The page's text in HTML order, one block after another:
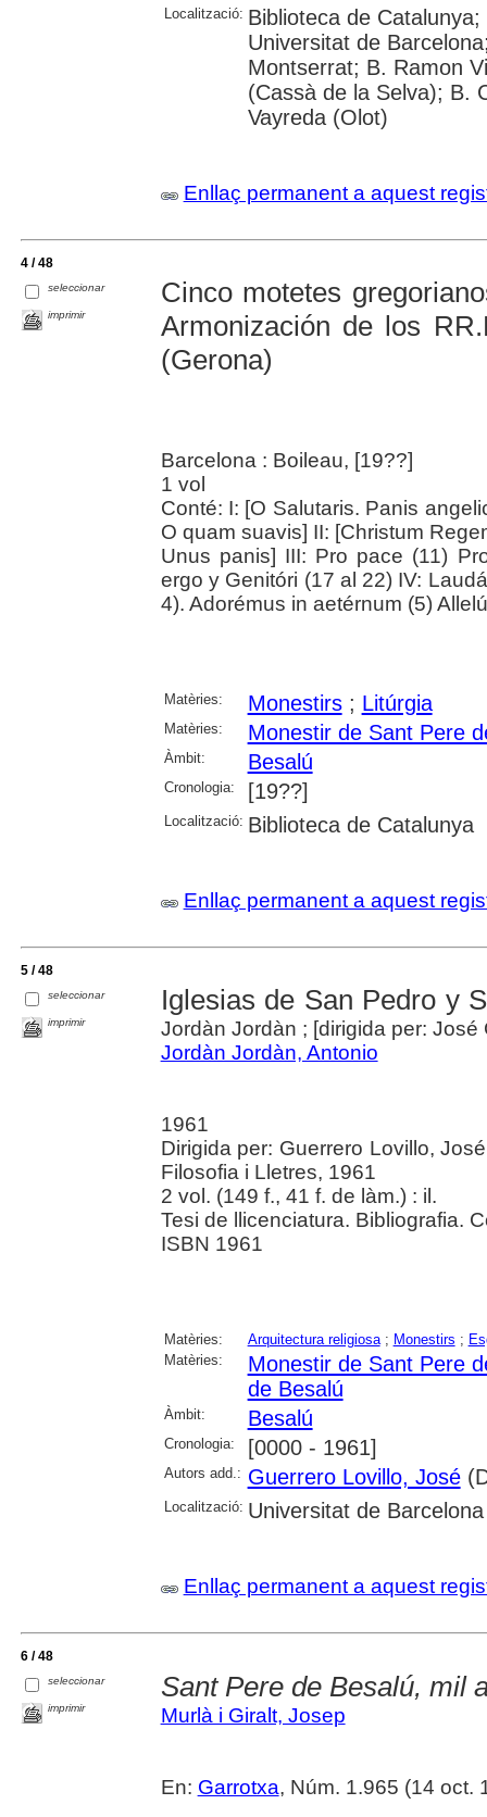
Localització: Biblioteca de
Universitat de
Montserrat; B. Ramon
(Cassà de la Selva); B.
Vayreda (Olot)
Enllaç permanent a aquest
4 / 48
seleccionar
imprimir
Cinco motetes
Armonización de los
(Gerona)
Barcelona : Boileau, [19??]
1 vol
Conté: I: [O Salutaris. Panis
O quam suavis] II: [Christum
Unus panis] III: Pro pace (11)
ergo y Genitóri (17 al 22) IV:
4). Adorémus in aetérnum (5)
Matèries: Monestirs; Litúrgia
Matèries: Monestir de Sant Pere
Àmbit: Besalú
Cronologia: [19??]
Localització: Biblioteca de Catalunya
Enllaç permanent a aquest
5 / 48
seleccionar
imprimir
Iglesias de San Pedro y
Jordàn Jordàn ; [dirigida per: José
Jordàn Jordàn, Antonio
1961
Dirigida per: Guerrero Lovillo,
Filosofia i Lletres, 1961
2 vol. (149 f., 41 f. de làm.) : il.
Tesi de llicenciatura. Bibliografia.
ISBN 1961
Matèries: Arquitectura religiosa; Monestirs ;
Matèries:
Monestir de Sant Pere
de Besalú
Àmbit: Besalú
Cronologia: [0000 - 1961]
Autors add.: Guerrero Lovillo, José
Localització: Universitat de Barcelona
Enllaç permanent a aquest
6 / 48
seleccionar
imprimir
Sant Pere de Besalú, mil
Murlà i Giralt, Josep
En: Garrotxa, Núm. 1.965 (14 oct.